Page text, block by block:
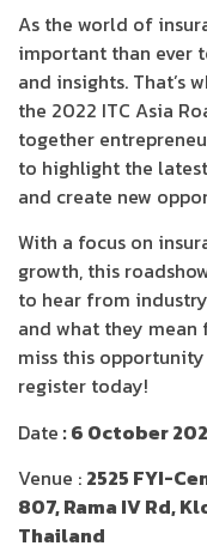
As the world of
important than ever
and insights. That’s
the 2022 ITC Asia
together
to highlight the
and create new
With a focus on
growth, this
to hear from
and what they mean
miss this
register today!
Date : 6 October
Venue : 2525 FYI-
807, Rama IV Rd,
Thailand